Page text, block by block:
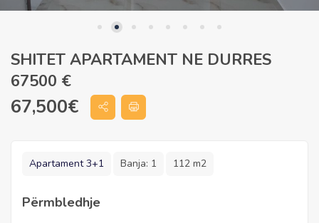
SHITET APARTAMENT NE DURRES
67500 €
67,500€
Apartament 3+1 Banja: 1 112 m2
Përmbledhje